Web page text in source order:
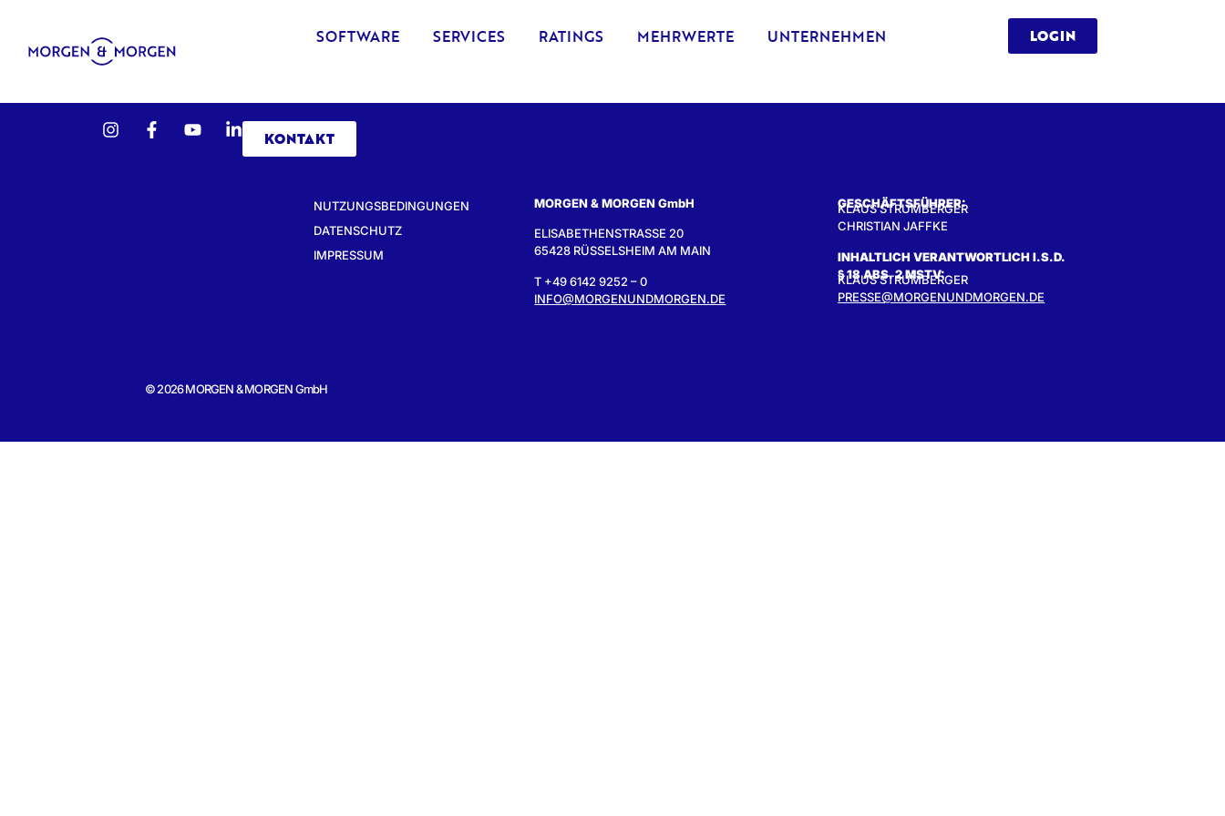
SOFTWARE SERVICES RATINGS MEHRWERTE UNTERNEHMEN LOGIN
KONTAKT
NUTZUNGSBEDINGUNGEN
DATENSCHUTZ
IMPRESSUM
MORGEN & MORGEN GmbH
ELISABETHENSTRASSE 20
65428 RÜSSELSHEIM AM MAIN
T +49 6142 9252 – 0
INFO@MORGENUNDMORGEN.DE
GESCHÄFTSFÜHRER:
KLAUS STRUMBERGER
CHRISTIAN JAFFKE
INHALTLICH VERANTWORTLICH I.S.D.
§ 18 ABS. 2 MSTV:
KLAUS STRUMBERGER
PRESSE@MORGENUNDMORGEN.DE
© 2026 MORGEN & MORGEN GmbH